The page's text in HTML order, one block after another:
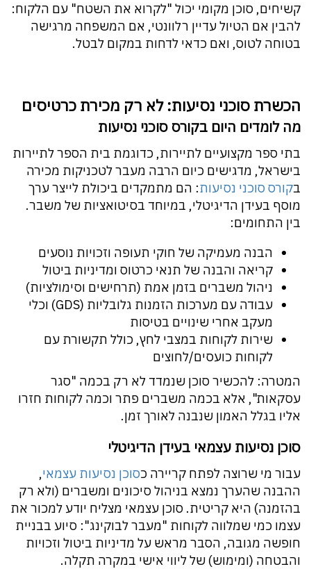
קשיחים, סוכן מקומי יכול "לקרוא את השטח" עם הלקוח:
להבין אם הטיול עדיין רלוונטי, אם המשפחה מרגישה
בטוחה לטוס, ואם כדאי לדחות במקום לבטל.
הכשרת סוכני נסיעות: לא רק מכירת כרטיסים
מה לומדים היום בקורס סוכני נסיעות
בתי ספר מקצועיים לתיירות, כדוגמת בית הספר לתיירות
בישראל, מדגישים כיום הרבה מעבר לטכניקות מכירה
בקורס סוכני נסיעות: הם מתמקדים ביכולת לייצר ערך
מוסף בעידן הדיגיטלי, במיוחד בסיטואציות של משבר.
בין התחומים:
הבנה מעמיקה של חוקי תעופה וזכויות נוסעים
קריאה והבנה של תנאי כרטוס ומדיניות ביטול
ניהול משברים בזמן אמת (תרחישים וסימולציות)
עבודה עם מערכות הזמנות גלובליות (GDS) וכלי
מעקב אחרי שינויים בטיסות
שירות לקוחות במצבי לחץ, כולל תקשורת עם
לקוחות כועסים/לחוצים
המטרה: להכשיר סוכן שנמדד לא רק בכמה "סגר
עסקאות", אלא בכמה משברים פתר וכמה לקוחות חזרו
אליו בגלל האמון שנבנה לאורך זמן.
סוכן נסיעות עצמאי בעידן הדיגיטלי
עבור מי שרוצה לפתח קריירה כסוכן נסיעות עצמאי,
ההבנה שהערך נמצא בניהול סיכונים ומשברים (ולא רק
בהזמנה) היא קריטית. סוכן עצמאי מצליח יודע למכור את
עצמו כמי שמלווה לקוחות "מעבר לבוקינג": סיוע בבניית
חופשה מגובה, הסבר מראש על מדיניות ביטול וזכויות
והבטחה (ומימוש) של ליווי אישי במקרה תקלה.